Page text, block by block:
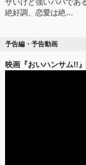
絶好調、恋愛は絶…
予告編・予告動画
映画『おいハンサム!!